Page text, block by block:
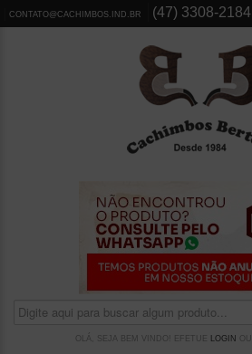
CONTATO@CACHIMBOS.IND.BR (47) 3308-2184
OLÁ, SEJA BEM VINDO! EFETUE LOGIN